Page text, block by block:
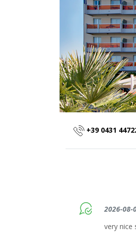
+39 0431
2026-08-
very nice